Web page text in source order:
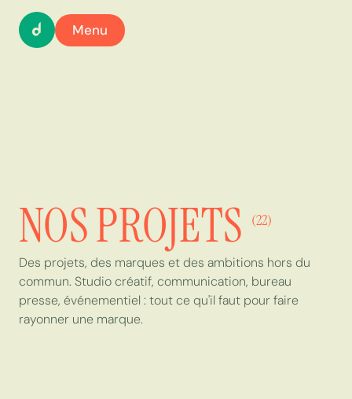
Menu
NOS PROJETS (22)
Des projets, des marques et des ambitions hors du
commun. Studio créatif, communication, bureau
presse, événementiel : tout ce qu'il faut pour faire
rayonner une marque.